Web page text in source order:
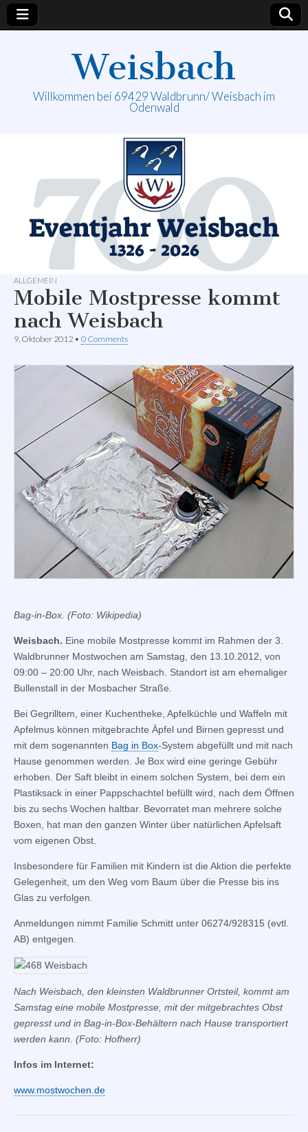
Weisbach
Willkommen bei 69429 Waldbrunn/ Weisbach im
Odenwald
ALLGEMEIN
Mobile Mostpresse kommt
nach Weisbach
9. Oktober 2012 • 0 Comments
Bag-in-Box. (Foto: Wikipedia)
Weisbach. Eine mobile Mostpresse kommt im Rahmen der 3.
Waldbrunner Mostwochen am Samstag, den 13.10.2012, von
09:00 – 20:00 Uhr, nach Weisbach. Standort ist am ehemaliger
Bullenstall in der Mosbacher Straße.
Bei Gegrilltem, einer Kuchentheke, Apfelküchle und Waffeln mit
Apfelmus können mitgebrachte Äpfel und Birnen gepresst und
mit dem sogenannten Bag in Box-System abgefüllt und mit nach
Hause genommen werden. Je Box wird eine geringe Gebühr
erhoben. Der Saft bleibt in einem solchen System, bei dem ein
Plastiksack in einer Pappschachtel befüllt wird, nach dem Öffnen
bis zu sechs Wochen haltbar. Bevorratet man mehrere solche
Boxen, hat man den ganzen Winter über natürlichen Apfelsaft
vom eigenen Obst.
Insbesondere für Familien mit Kindern ist die Aktion die perfekte
Gelegenheit, um den Weg vom Baum über die Presse bis ins
Glas zu verfolgen.
Anmeldungen nimmt Familie Schmitt unter 06274/928315 (evtl.
AB) entgegen.
Nach Weisbach, den kleinsten Waldbrunner Ortsteil, kommt am
Samstag eine mobile Mostpresse, mit der mitgebrachtes Obst
gepresst und in Bag-in-Box-Behältern nach Hause transportiert
werden kann. (Foto: Hofherr)
Infos im Internet:
www.mostwochen.de